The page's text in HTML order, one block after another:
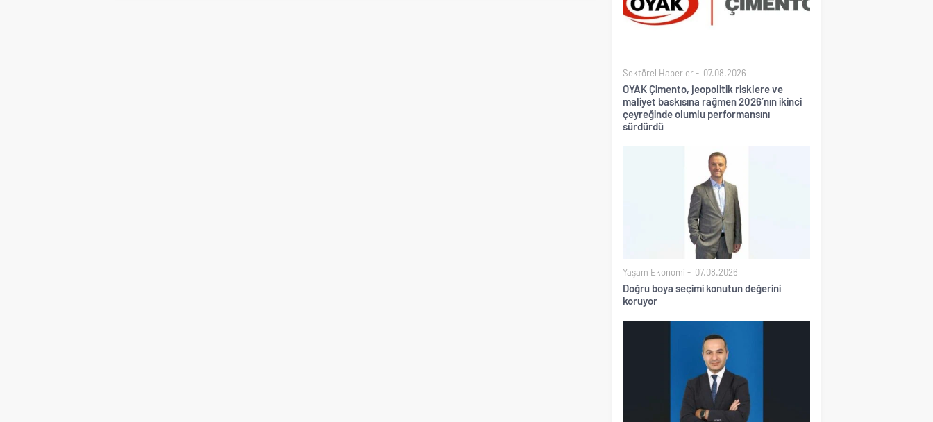
Sektörel Haberler 07.08.2026
OYAK Çimento, jeopolitik risklere ve
maliyet baskısına rağmen 2026’nın ikinci
çeyreğinde olumlu performansını
sürdürdü
Yaşam Ekonomi 07.08.2026
Doğru boya seçimi konutun değerini
koruyor